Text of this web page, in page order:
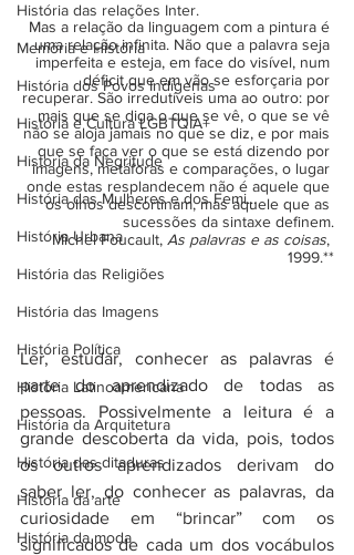
História das relações Inter.
Memória e História
História dos Povos Indígenas
História e Cultura LGBTQIA+
Historia da Negritude
História das Mulheres e dos Femi...
História Urbana
História das Religiões
História das Imagens
História Política
História Latinoamericana
História da Arquitetura
História das ditaduras
História da arte
História da moda
Mas a relação da linguagem com a pintura é
uma relação infinita. Não que a palavra seja
imperfeita e esteja, em face do visível, num
déficit que em vão se esforçaria por
recuperar. São irredutíveis uma ao outro: por
mais que se diga o que se vê, o que se vê
não se aloja jamais no que se diz, e por mais
que se faça ver o que se está dizendo por
imagens, metáforas e comparações, o lugar
onde estas resplandecem não é aquele que
os olhos descortinam, mas aquele que as
sucessões da sintaxe definem.
Michel Foucault, As palavras e as coisas,
1999.**
Ler, estudar, conhecer as palavras é
parte do aprendizado de todas as
pessoas. Possivelmente a leitura é a
grande descoberta da vida, pois, todos
os outros aprendizados derivam do
saber ler, do conhecer as palavras, da
curiosidade em “brincar” com os
significados de cada um dos vocábulos